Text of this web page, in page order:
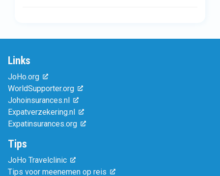
Links
JoHo.org
WorldSupporter.org
Johoinsurances.nl
Expatverzekering.nl
Expatinsurances.org
Tips
JoHo Travelclinic
Tips voor meenemen op reis